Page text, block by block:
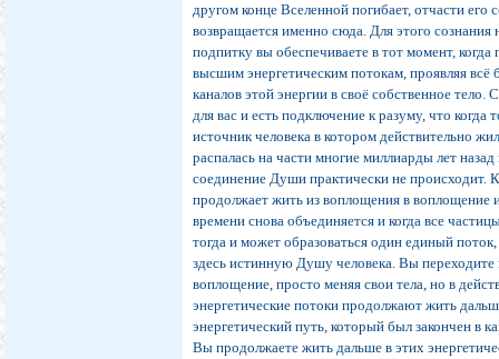
другом конце Вселенной погибает, отчасти его
возвращается именно сюда. Для этого
подпитку вы обеспечиваете в тот момент, когда
высшим энергетическим потокам, проявляя
каналов этой энергии в своё собственное
для вас и есть подключение к разуму, что когда
источник человека в котором действительно
распалась на части многие миллиарды лет
соединение Души практически не происходит.
продолжает жить из воплощения в воплощение
времени снова объединяется и когда все
тогда и может образоваться один единый
здесь истинную Душу человека. Вы переходите
воплощение, просто меняя свои тела, но в
энергетические потоки продолжают жить
энергетический путь, который был закончен в
Вы продолжаете жить дальше в этих